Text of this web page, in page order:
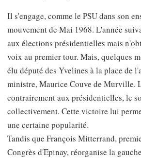
Il s'engage, comme le PSU dans son
mouvement de Mai 1968. L'année
aux élections présidentielles mais
voix au premier tour. Mais, quelques
élu député des Yvelines à la place de
ministre, Maurice Couve de Murville.
contrairement aux présidentielles, le
collectivement. Cette victoire lui
une certaine popularité.
Tandis que François Mitterrand,
Congrès d'Epinay, réorganise la